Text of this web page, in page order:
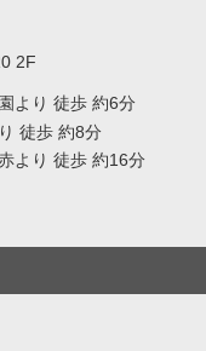
2F
より 徒歩 約6分
徒歩 約8分
より 徒歩 約16分